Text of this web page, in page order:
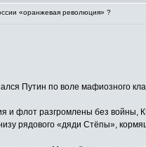
«оранжевая революция» ?
Путин по воле мафиозного
флот разгромлены без войны,
рядового «дяди Стёпы»,